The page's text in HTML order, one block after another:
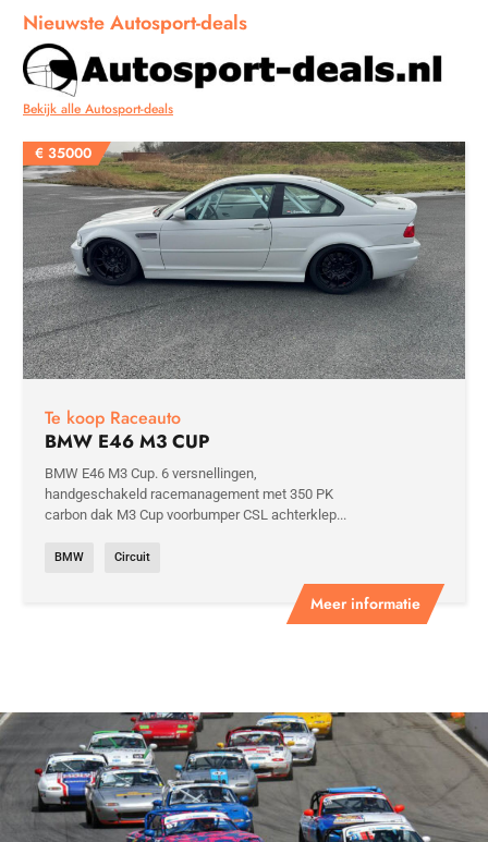
Nieuwste Autosport-deals
Bekijk alle Autosport-deals
€ 35000
Meer informatie
Te koop Raceauto
BMW E46 M3 CUP
BMW E46 M3 Cup. 6 versnellingen,
handgeschakeld racemanagement met 350 PK
carbon dak M3 Cup voorbumper CSL achterklep...
BMW Circuit